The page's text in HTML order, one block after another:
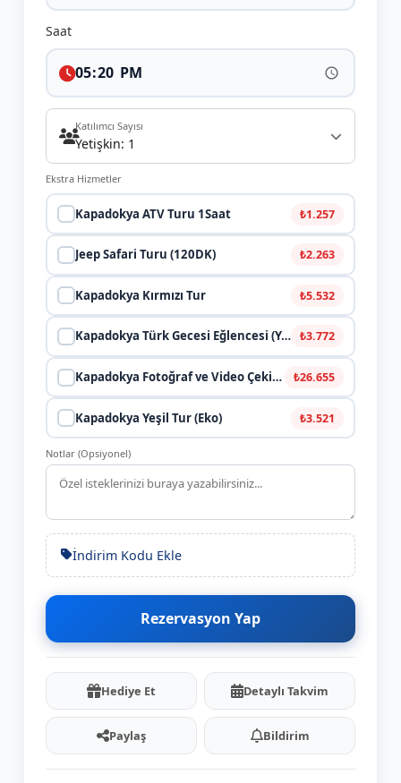
Saat
Katılımcı Sayısı
Yetişkin: 1
Ekstra Hizmetler
Kapadokya ATV Turu 1Saat ₺1.257
Jeep Safari Turu (120DK) ₺2.263
Kapadokya Kırmızı Tur ₺5.532
Kapadokya Türk Gecesi Eğlencesi (Yemekli) ₺3.772
Kapadokya Fotoğraf ve Video Çekimi Eko2 ₺26.655
Kapadokya Yeşil Tur (Eko) ₺3.521
Notlar (Opsiyonel)
İndirim Kodu Ekle
Rezervasyon Yap
Hediye Et Detaylı Takvim
Paylaş Bildirim